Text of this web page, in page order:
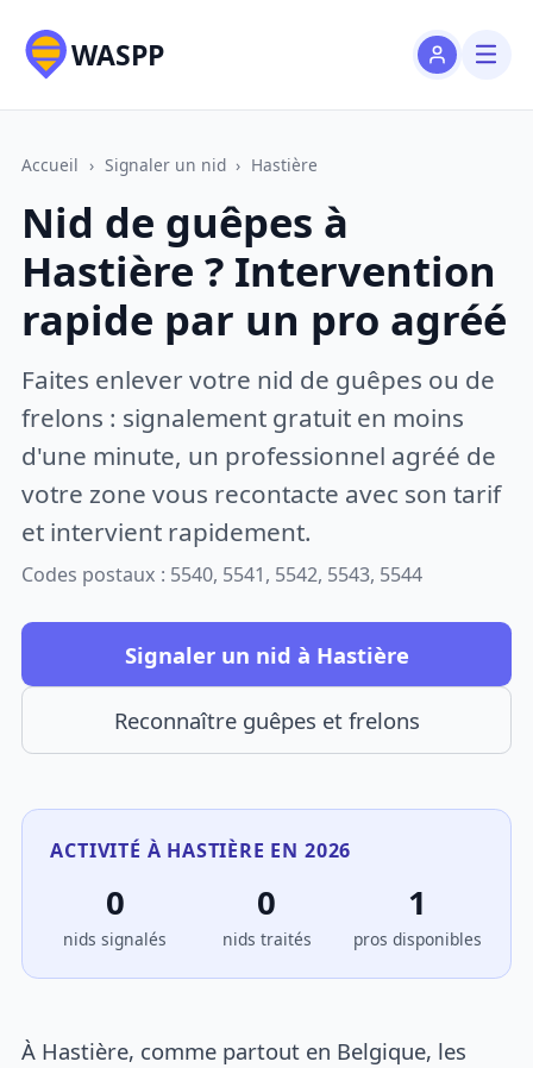
WASPP
Accueil › Signaler un nid › Hastière
Nid de guêpes à
Hastière ? Intervention
rapide par un pro agréé
Faites enlever votre nid de guêpes ou de
frelons : signalement gratuit en moins
d'une minute, un professionnel agréé de
votre zone vous recontacte avec son tarif
et intervient rapidement.
Codes postaux : 5540, 5541, 5542, 5543, 5544
Signaler un nid à Hastière
Reconnaître guêpes et frelons
ACTIVITÉ À HASTIÈRE EN 2026
0
nids signalés
0
nids traités
1
pros disponibles
À Hastière, comme partout en Belgique, les